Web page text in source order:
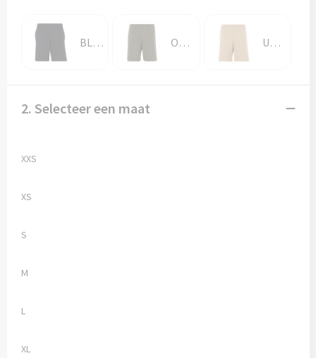
BLACK OLIVE UNION BEIGE
2. Selecteer een maat
XXS
XS
S
M
L
XL